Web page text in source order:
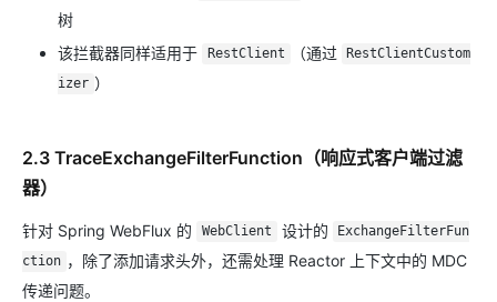
树
该拦截器同样适用于
RestClient （通过
RestClientCustom
izer ）
2.3 TraceExchangeFilterFunction（响应式客户端过滤
器）
针对 Spring WebFlux 的 WebClient 设计的
ExchangeFilterFun
ction ，除了添加请求头外，还需处理 Reactor 上下文中的 MDC
传递问题。